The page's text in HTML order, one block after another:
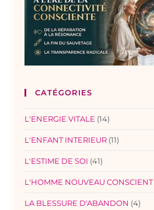
CATÉGORIES
L'ENERGIE VITALE (14)
L'ENFANT INTERIEUR (11)
L'ESTIME DE SOI (41)
L'HOMME NOUVEAU CONSCIENT
LA BLESSURE D'ABANDON (4)